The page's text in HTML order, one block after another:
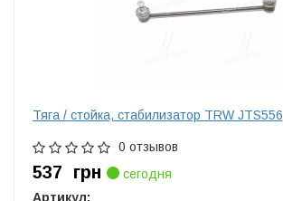
Тяга / стойка, стабилизатор TRW JTS556
0 отзывов
537 грн
сегодня
Артикул: